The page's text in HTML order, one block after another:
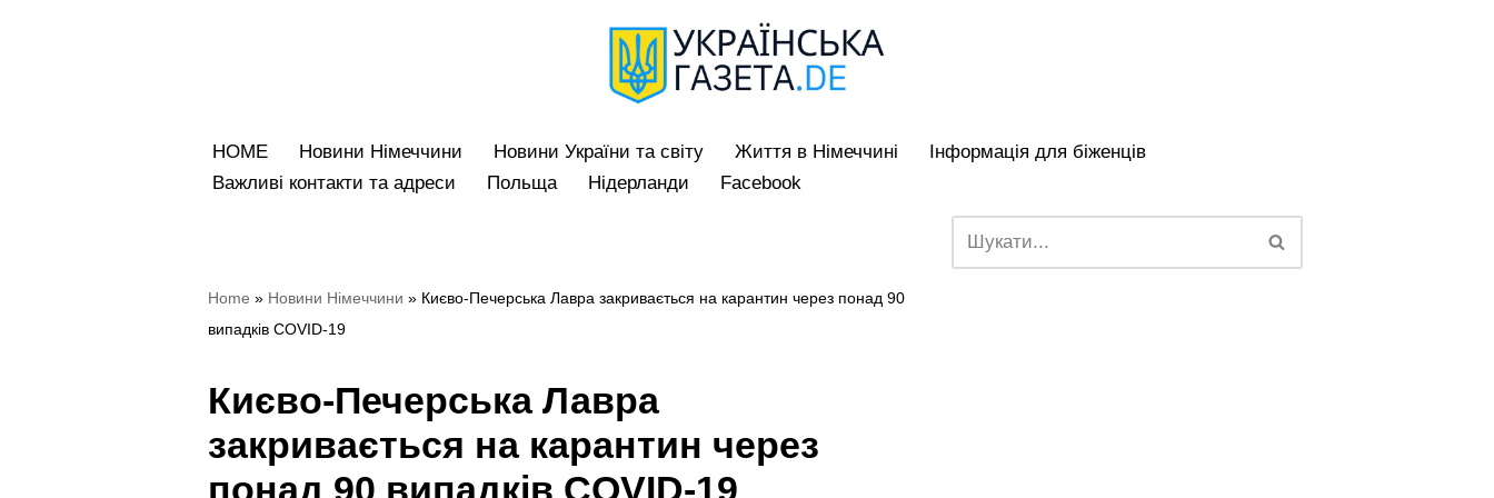
HOME
Новини Німеччини Hовини України та світу Життя в Німеччині
Iнформація для біженців
Bажливі контакти та адреси
Польща Нідерланди Facebook
Home » Новини Німеччини » Києво-Печерська Лавра закривається на карантин через понад 90
випадків COVID-19
Києво-Печерська Лавра
закривається на карантин через
понад 90 випадків COVID-19